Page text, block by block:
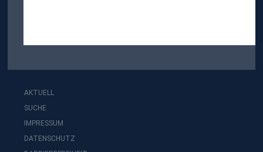
AKTUELL
SUCHE
IMPRESSUM
DATENSCHUTZ